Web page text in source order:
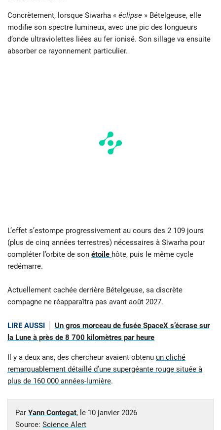
Concrètement, lorsque Siwarha « éclipse » Bételgeuse, elle
modifie son spectre lumineux, avec une pic des longueurs
d’onde ultraviolettes liées au fer ionisé. Son sillage va ensuite
absorber ce rayonnement particulier.
L’effet s’estompe progressivement au cours des 2 109 jours
(plus de cinq années terrestres) nécessaires à Siwarha pour
compléter l’orbite de son étoile hôte, puis le même cycle
redémarre.
Actuellement cachée derrière Bételgeuse, sa discrète
compagne ne réapparaîtra pas avant août 2027.
LIRE AUSSI
Un gros morceau de fusée SpaceX s’écrase sur
la Lune à près de 8 700 kilomètres par heure
Il y a deux ans, des chercheur avaient obtenu un cliché
remarquablement détaillé d’une supergéante rouge située à
plus de 160 000 années-lumière.
Par Yann Contegat, le 10 janvier 2026
Source: Science Alert